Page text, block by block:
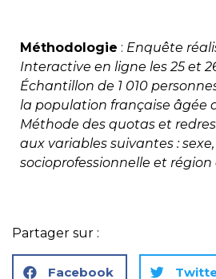
Méthodologie : Enquête
Interactive en ligne les 25 et
Échantillon de 1 010
la population française âgée
Méthode des quotas et
aux variables suivantes :
socioprofessionnelle et région
Partager sur :
Facebook